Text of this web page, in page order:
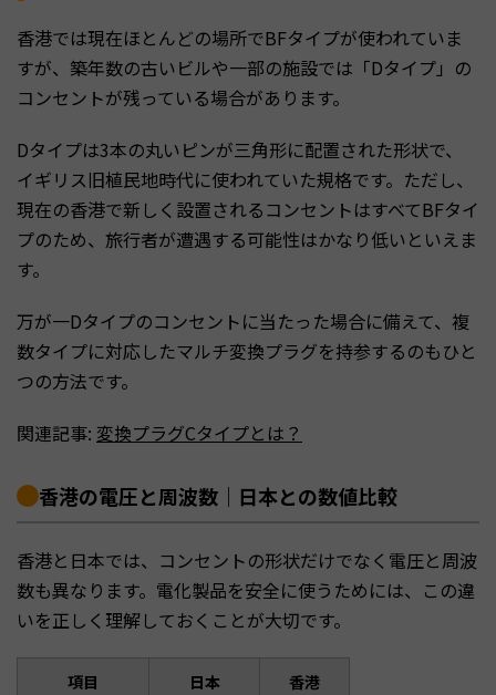
香港では現在ほとんどの場所でBFタイプが使われていま
すが、築年数の古いビルや一部の施設では「Dタイプ」の
コンセントが残っている場合があります。
Dタイプは3本の丸いピンが三角形に配置された形状で、
イギリス旧植民地時代に使われていた規格です。ただし、
現在の香港で新しく設置されるコンセントはすべてBFタイ
プのため、旅行者が遭遇する可能性はかなり低いといえま
す。
万が一Dタイプのコンセントに当たった場合に備えて、複
数タイプに対応したマルチ変換プラグを持参するのもひと
つの方法です。
関連記事: 変換プラグCタイプとは？
香港の電圧と周波数｜日本との数値比較
香港と日本では、コンセントの形状だけでなく電圧と周波
数も異なります。電化製品を安全に使うためには、この違
いを正しく理解しておくことが大切です。
項目 日本 香港